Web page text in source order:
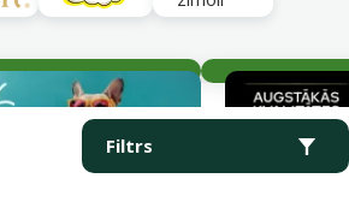
Filtrs
un zāle kaķiem